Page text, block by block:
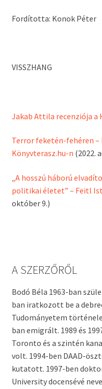
Fordította: Konok Péter
VISSZHANG
Jakab Attila recenziója a
Terror feketén-fehéren –
Könyvterasz.hu-n (2022.
„A hosszú háború
politikai életet” – Feitl
október 9.)
A SZERZŐRŐL
Bodó Béla 1963-ban
ban iratkozott be a
Tudományetem
ban emigrált. 1989 és
Toronto és a szintén
volt. 1994-ben DAAD-
kutatott. 1997-ben
University docensévé